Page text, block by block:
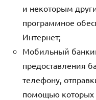
и некоторым
программное
Интернет;
Мобильный
предоставления
телефону,
помощью которых